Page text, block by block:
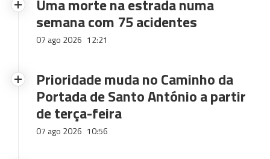
Uma morte na estrada numa
semana com 75 acidentes
07 ago 2026 12:21
Prioridade muda no Caminho da
Portada de Santo António a partir
de terça-feira
07 ago 2026 10:56